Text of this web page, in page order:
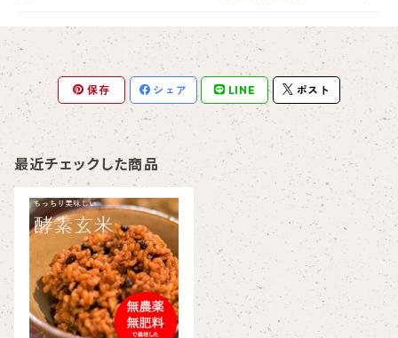
保存 シェア LINE ポスト
最近チェックした商品